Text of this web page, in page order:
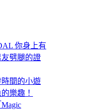
你身上有
劈腿的證
時間的小遊
樂趣！